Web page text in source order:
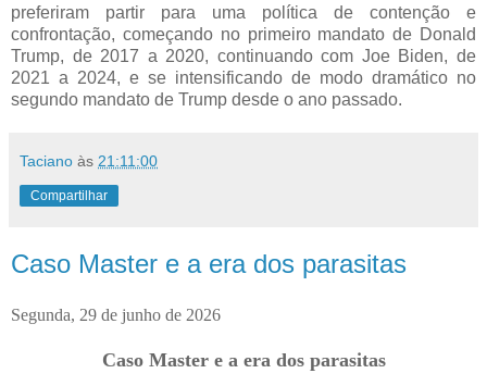
preferiram partir para uma política de contenção e
confrontação, começando no primeiro mandato de Donald
Trump, de 2017 a 2020, continuando com Joe Biden, de
2021 a 2024, e se intensificando de modo dramático no
segundo mandato de Trump desde o ano passado.
Taciano às 21:11:00
Compartilhar
Caso Master e a era dos parasitas
Segunda, 29 de junho de 2026
Caso Master e a era dos parasitas